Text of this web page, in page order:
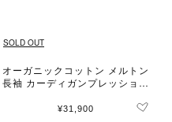
SOLD OUT
オーガニックコットン メルトン
長袖 カーディガンプレッション
¥31,900